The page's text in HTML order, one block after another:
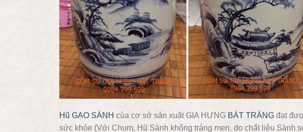
Hũ GẠO SÀNH của cơ sở sản xuất GIA HƯNGBÁT TRÀNGđạt
sức khỏe (Với Chum, Hũ Sành không tráng men, do chất liệu Sành